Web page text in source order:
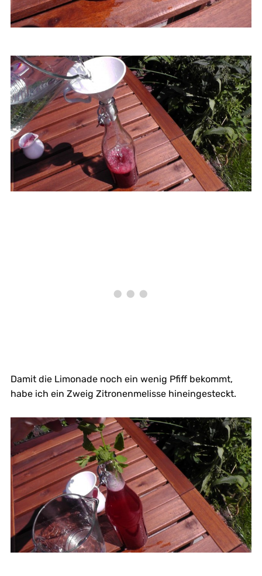
Damit die Limonade noch ein wenig Pfiff bekommt,
habe ich ein Zweig Zitronenmelisse hineingesteckt.